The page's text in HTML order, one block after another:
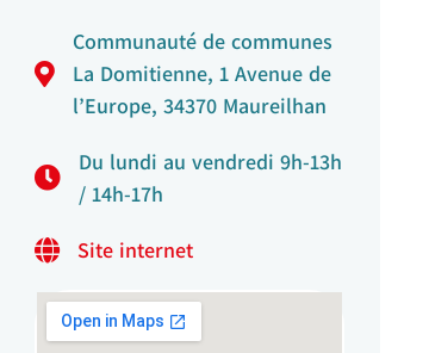
Communauté de communes
La Domitienne, 1 Avenue de
l’Europe, 34370 Maureilhan
Du lundi au vendredi 9h-13h
/ 14h-17h
Site internet